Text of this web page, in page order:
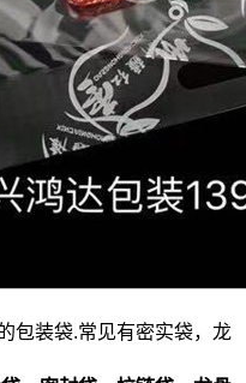
包装袋.常见有密实袋，龙